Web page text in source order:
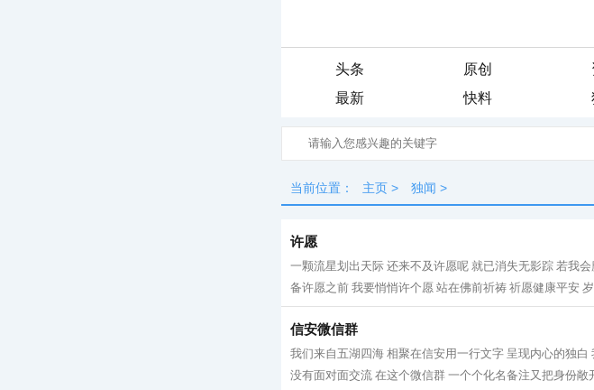
头条 原创
最新
快料
当前位置： 主页 > 独闻 >
许愿
一颗流星划出天际 还来不及许愿呢 就已消失无影踪 若我
备许愿之前 我要悄悄许个愿 站在佛前祈祷 祈愿健康平安
信安微信群
我们来自五湖四海 相聚在信安用一行文字 呈现内心的独
没有面对面交流 在这个微信群 一个个化名备注又把身份敞